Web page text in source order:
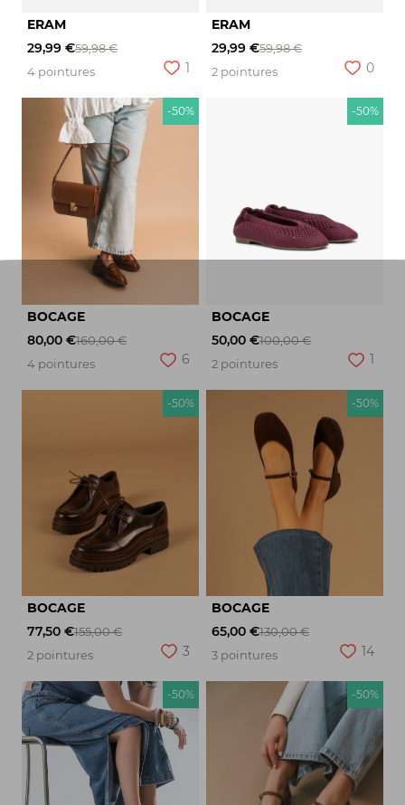
ERAM
29,99 €59,98 €
4 pointures
1
ERAM
29,99 €59,98 €
2 pointures
0
-50%
BOCAGE
80,00 €160,00 €
4 pointures
6
-50%
BOCAGE
50,00 €100,00 €
2 pointures
1
-50%
BOCAGE
77,50 €155,00 €
2 pointures
3
-50%
BOCAGE
65,00 €130,00 €
3 pointures
14
-50% -50%